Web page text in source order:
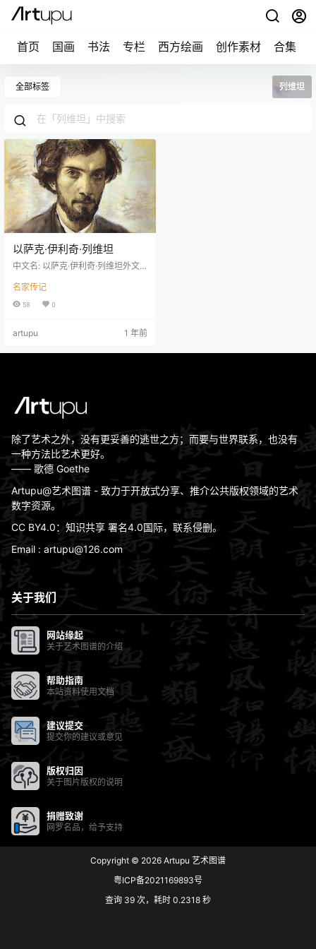
首页 国画 书法 专栏 西方绘画 创作素材 合集
全部标签 列维坦
以萨克·伊利奇·列维坦
中文名: 以萨克·伊利奇·列维坦外文
Ilitch Levitane,Isaak Ilitch Levitan,
以萨克·伊利奇·列维坦国籍: 俄罗斯
派: 现实主义艺术时期: 现实主义时
术学院求学(1873-1884)，老…
名家传记
58 0
artupu 1 年前
除了艺术之外，没有更妥善的逃世之方；而要与世界联系，也没有
一种方法比艺术更好。
—— 歌德 Goethe
Artupu@艺术图谱 - 致力于开放式分享、推介公共版权领域的艺术
数字资源。
CC BY4.0：知识共享 署名4.0国际，联系侵删。
Email : artupu@126.com
关于我们
网站缘起
关于艺术图谱的介绍
帮助指南
本站资料使用文档
建议提交
提交你的建议或意见
版权归因
关于图片版权的说明
捐赠致谢
网罗名品，给予支持
Copyright © 2026 Artupu 艺术图谱
粤ICP备2021169893号
查询 39 次，耗时 0.2318 秒